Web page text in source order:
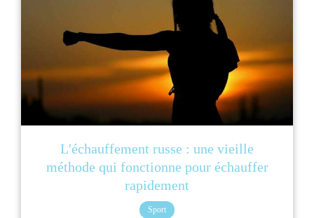
L'échauffement russe : une vieille
méthode qui fonctionne pour échauffer
rapidement
Sport